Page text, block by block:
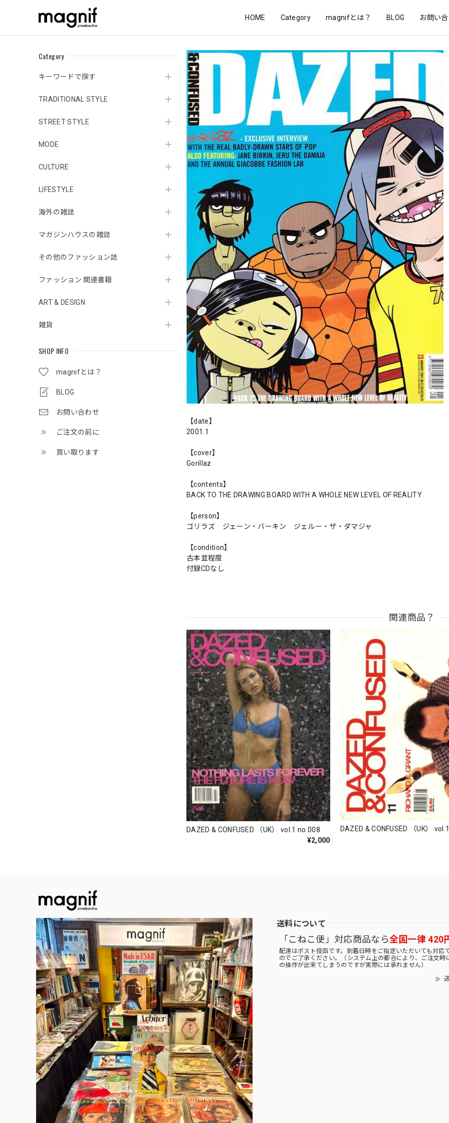
HOME Category magnifとは？ BLOG お問い
Category
キーワードで探す
TRADITIONAL STYLE
STREET STYLE
MODE
CULTURE
LIFESTYLE
海外の雑誌
マガジンハウスの雑誌
その他のファッション誌
ファッション 関連書籍
ART & DESIGN
雑貨
SHOP INFO
magnifとは？
BLOG
お問い合わせ
ご注文の前に
買い取ります
【date】
2001.1
【cover】
Gorillaz
【contents】
BACK TO THE DRAWING BOARD WITH A WHOLE NEW LEVEL OF REALITY
【person】
ゴリラズ ジェーン・バーキン ジェルー・ザ・ダマジャ
【condition】
古本並程度
付録CDなし
関連商品？
DAZED & CONFUSED （UK） vol.1 no.008
¥2,000
DAZED & CONFUSED （UK）
送料について
「こねこ便」対応商品なら全国一律 420
配達はポスト投函です。到着日時をご指定いただいても対応
のでご了承ください。（システム上の都合により、ご注文時
の操作が出来てしまうのですが実際には承れません）